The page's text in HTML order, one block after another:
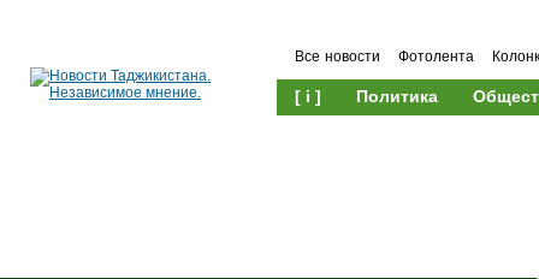
Все новости Фотолента
[ i ] Политика